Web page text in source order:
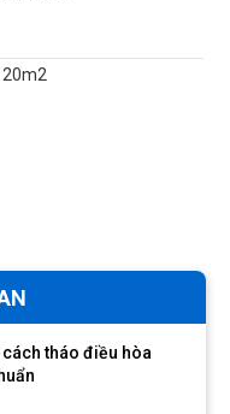
tháo điều hòa